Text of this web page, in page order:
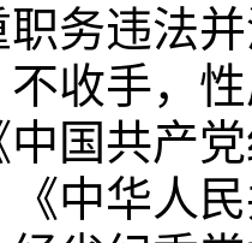
务违法
收手，
国共产
中华人